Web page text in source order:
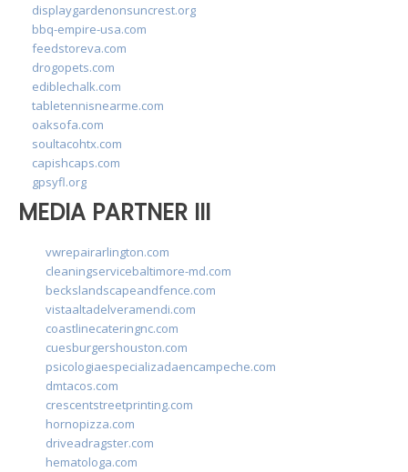
displaygardenonsuncrest.org
bbq-empire-usa.com
feedstoreva.com
drogopets.com
ediblechalk.com
tabletennisnearme.com
oaksofa.com
soultacohtx.com
capishcaps.com
gpsyfl.org
MEDIA PARTNER III
vwrepairarlington.com
cleaningservicebaltimore-md.com
beckslandscapeandfence.com
vistaaltadelveramendi.com
coastlinecateringnc.com
cuesburgershouston.com
psicologiaespecializadaencampeche.com
dmtacos.com
crescentstreetprinting.com
hornopizza.com
driveadragster.com
hematologa.com